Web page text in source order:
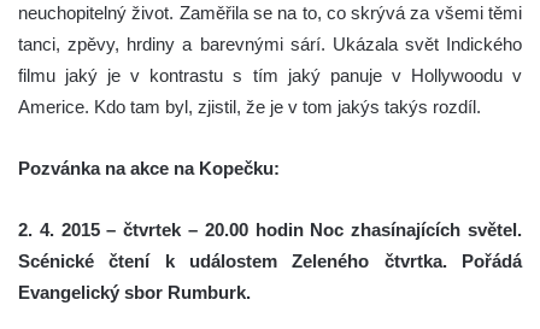
neuchopitelný život. Zaměřila se na to, co skrývá za všemi těmi
tanci, zpěvy, hrdiny a barevnými sárí. Ukázala svět Indického
filmu jaký je v kontrastu s tím jaký panuje v Hollywoodu v
Americe. Kdo tam byl, zjistil, že je v tom jakýs takýs rozdíl.
Pozvánka na akce na Kopečku:
2. 4. 2015 – čtvrtek – 20.00 hodin Noc zhasínajících světel.
Scénické čtení k událostem Zeleného čtvrtka. Pořádá
Evangelický sbor Rumburk.